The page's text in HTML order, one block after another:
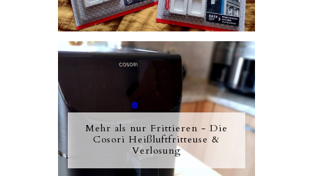
Mehr als nur Frittieren - Die
Cosori Heißluftfritteuse &
Verlosung